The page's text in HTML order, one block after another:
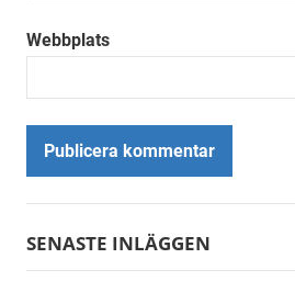
Webbplats
Alternative:
SENASTE INLÄGGEN